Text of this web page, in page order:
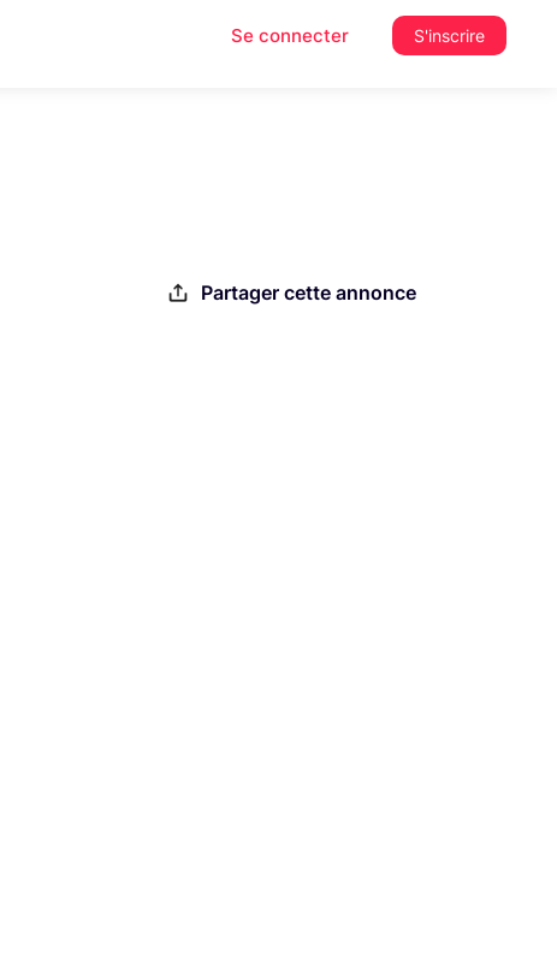
Se connecter S'inscrire
Partager cette annonce